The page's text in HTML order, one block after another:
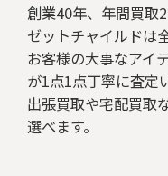
創業40年、年間買取
ゼットチャイルドは
お客様の大事なアイ
が1点1点丁寧に査定
出張買取や宅配買取
選べます。